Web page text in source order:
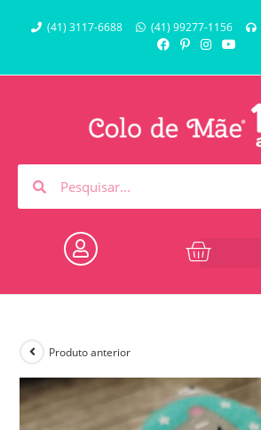
(41) 3117-6688 (41) 99277-1156
Produto anterior